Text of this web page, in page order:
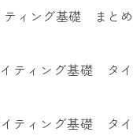
ティング基礎 まとめ
イティング基礎 タイ
イティング基礎 タイ